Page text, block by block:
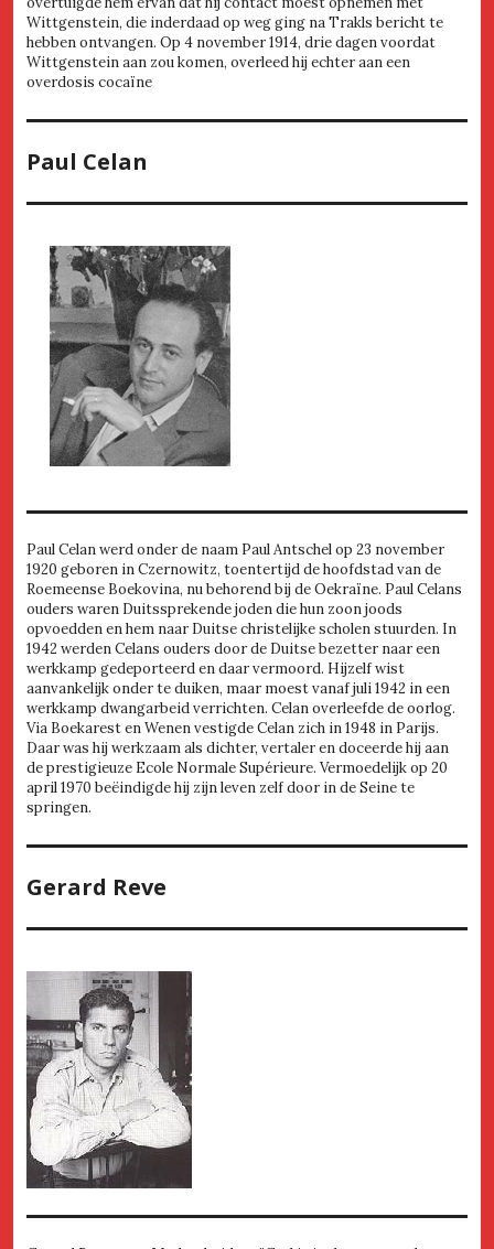
Wittgenstein, die inderdaad op weg ging na Trakls bericht te
hebben ontvangen. Op 4 november 1914, drie dagen voordat
Wittgenstein aan zou komen, overleed hij echter aan een
overdosis cocaïne
Paul Celan
Paul Celan werd onder de naam Paul Antschel op 23 november
1920 geboren in Czernowitz, toentertijd de hoofdstad van de
Roemeense Boekovina, nu behorend bij de Oekraïne. Paul Celans
ouders waren Duitssprekende joden die hun zoon joods
opvoedden en hem naar Duitse christelijke scholen stuurden. In
1942 werden Celans ouders door de Duitse bezetter naar een
werkkamp gedeporteerd en daar vermoord. Hijzelf wist
aanvankelijk onder te duiken, maar moest vanaf juli 1942 in een
werkkamp dwangarbeid verrichten. Celan overleefde de oorlog.
Via Boekarest en Wenen vestigde Celan zich in 1948 in Parijs.
Daar was hij werkzaam als dichter, vertaler en doceerde hij aan
de prestigieuze Ecole Normale Supérieure. Vermoedelijk op 20
april 1970 beëindigde hij zijn leven zelf door in de Seine te
springen.
Gerard Reve